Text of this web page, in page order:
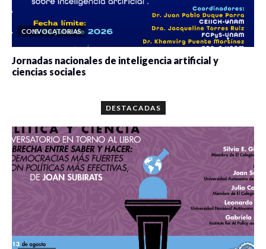
CONVOCATORIAS
Jornadas nacionales de inteligencia artificial y
ciencias sociales
DESTACADAS